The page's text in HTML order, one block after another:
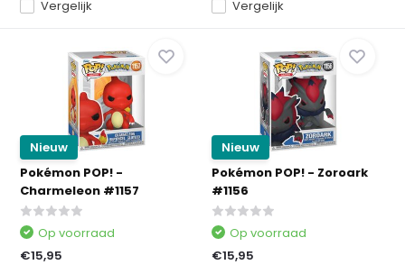
Vergelijk Vergelijk
Nieuw
Pokémon POP! -
Charmeleon #1157
Op voorraad
€15,95
Nieuw
Pokémon POP! - Zoroark
#1156
Op voorraad
€15,95